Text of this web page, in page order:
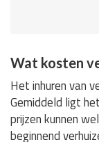
Wat kosten
Het inhuren van
Gemiddeld ligt
prijzen kunnen
beginnend